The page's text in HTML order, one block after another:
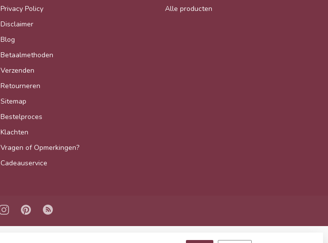
Privacy Policy
Disclaimer
Blog
Betaalmethoden
Verzenden
Retourneren
Sitemap
Bestelproces
Klachten
Vragen of Opmerkingen?
Cadeauservice
Alle producten